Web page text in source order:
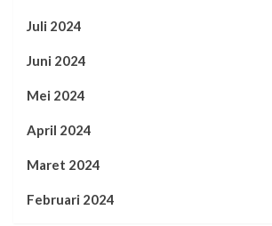
Juli 2024
Juni 2024
Mei 2024
April 2024
Maret 2024
Februari 2024